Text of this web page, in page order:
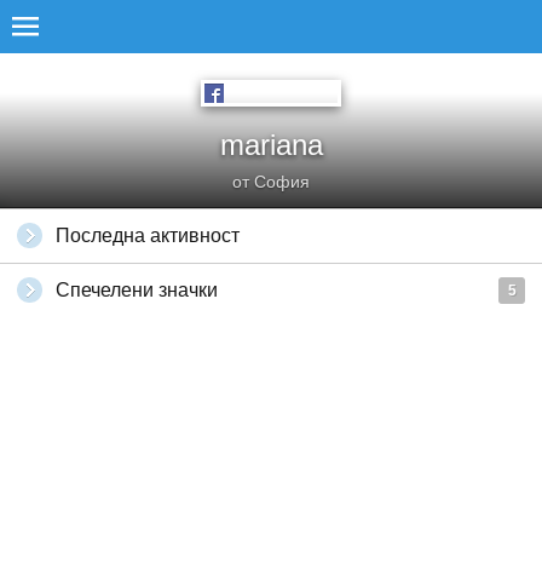
mariana
от София
Последна активност
Спечелени значки 5